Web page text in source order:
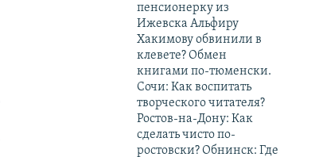
пенсионерку из
Ижевска Альфиру
Хакимову обвинили в
клевете? Обмен
книгами по-тюменски.
Сочи: Как воспитать
творческого читателя?
Ростов-на-Дону: Как
сделать чисто по-
ростовски? Обнинск: Где